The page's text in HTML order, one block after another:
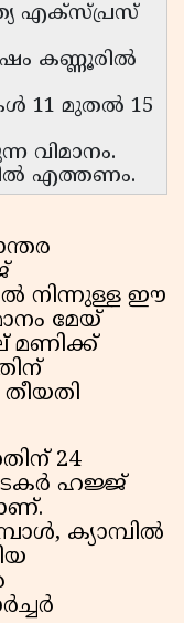
എക്സ്പ്രസ്
കണ്ണൂരിൽ
11 മുതൽ 15
വിമാനം.
എത്തണം.
നിന്നുള്ള ഈ
മേയ്
മണിക്ക്
24
ഹജ്ജ്
ക്യാമ്പിൽ